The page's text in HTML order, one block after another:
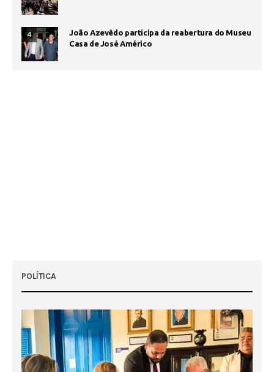
4
João Azevêdo participa da reabertura do Museu
Casa de José Américo
POLÍTICA